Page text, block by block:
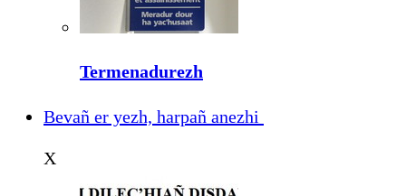
Termenadurezh
Bevañ er yezh, harpañ anezhi
X